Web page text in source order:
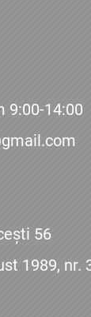
9:00-14:00
56
1989, nr.